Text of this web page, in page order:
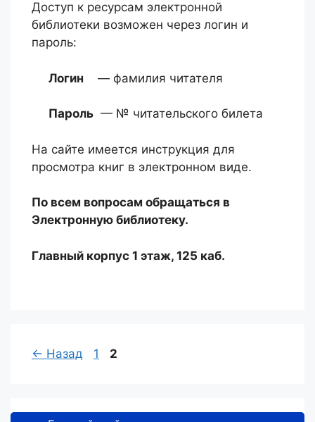
Доступ к ресурсам электронной
библиотеки возможен через логин и
пароль:
Логин — фамилия читателя
Пароль — № читательского билета
На сайте имеется инструкция для
просмотра книг в электронном виде.
По всем вопросам обращаться в
Электронную библиотеку.
Главный корпус 1 этаж, 125 каб.
← Назад Страница
1 Страница
2